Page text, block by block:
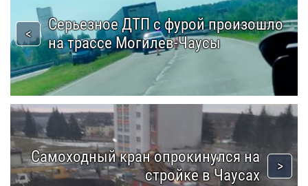
Серьезное ДТП с фурой произошло
на трассе Могилев-Чаусы
Самоходный кран опрокинулся на
стройке в Чаусах